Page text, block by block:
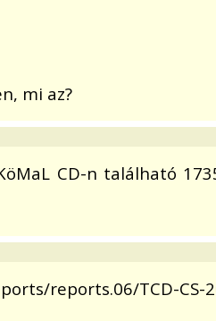
mi az?
CD-n található
reports.06/TCD-CS-